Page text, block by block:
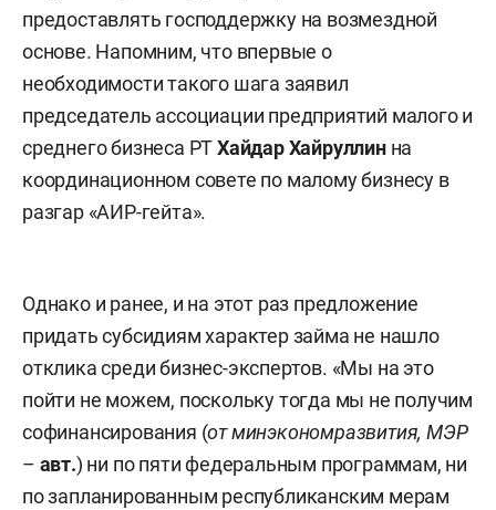
предоставлять господдержку на возмездной
основе. Напомним, что впервые о
необходимости такого шага заявил
председатель ассоциации предприятий малого и
среднего бизнеса РТХайдар Хайруллинна
координационном совете по малому бизнесу в
разгар «АИР-гейта».
Однако и ранее, и на этот раз предложение
придать субсидиям характер займа не нашло
отклика среди бизнес-экспертов. «Мы на это
пойти не можем, поскольку тогда мы не получим
софинансирования (от минэкономразвития, МЭР
– авт.) ни по пяти федеральным программам, ни
по запланированным республиканским мерам